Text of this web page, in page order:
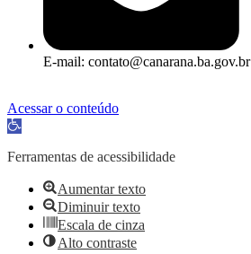
E-mail: contato@canarana.ba.gov.br
Acessar o conteúdo
Abrir a barra de ferramentas
Ferramentas de acessibilidade
Aumentar texto
Diminuir texto
Escala de cinza
Alto contraste